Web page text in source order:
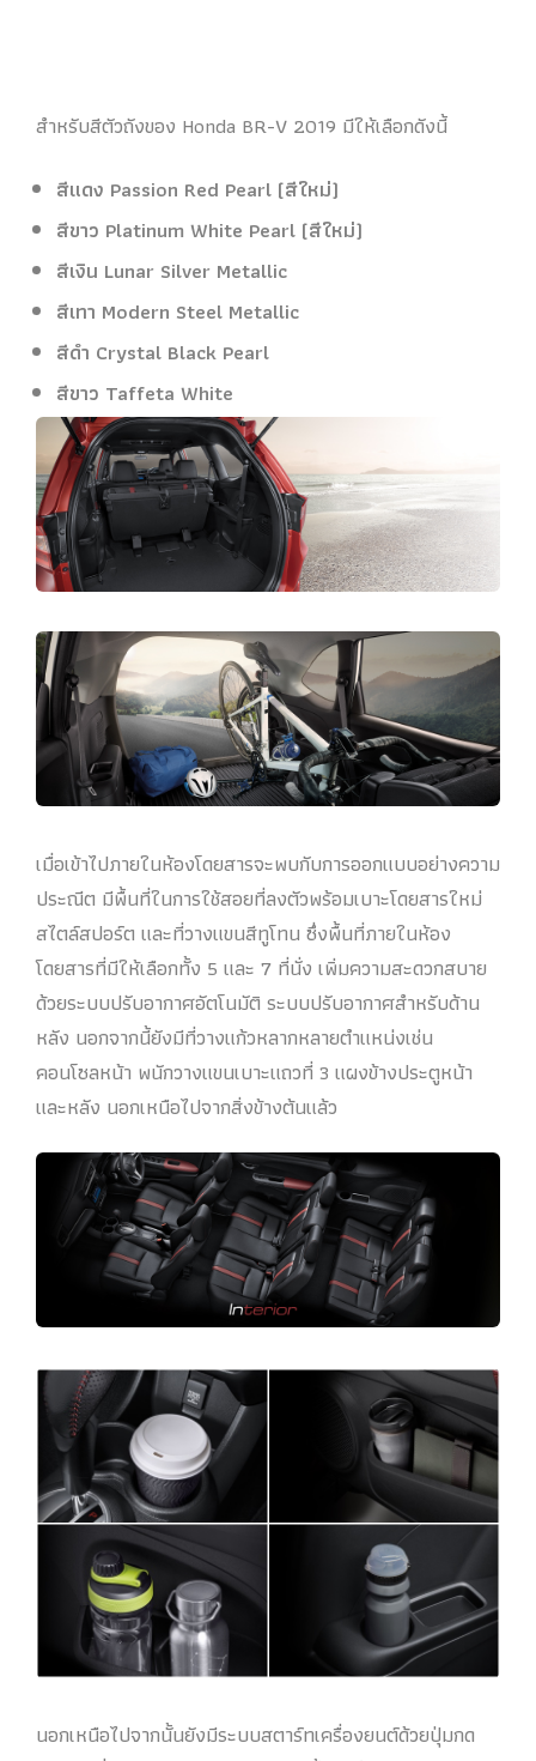
สำหรับสีตัวถังของ Honda BR-V 2019 มีให้เลือกดังนี้
สีแดง Passion Red Pearl (สีใหม่)
สีขาว Platinum White Pearl (สีใหม่)
สีเงิน Lunar Silver Metallic
สีเทา Modern Steel Metallic
สีดำ Crystal Black Pearl
สีขาว Taffeta White
เมื่อเข้าไปภายในห้องโดยสารจะพบกับการออกแบบอย่างความ
ประณีต มีพื้นที่ในการใช้สอยที่ลงตัวพร้อมเบาะโดยสารใหม่
สไตล์สปอร์ต และที่วางแขนสีทูโทน ซึ่งพื้นที่ภายในห้อง
โดยสารที่มีให้เลือกทั้ง 5 และ 7 ที่นั่ง เพิ่มความสะดวกสบาย
ด้วยระบบปรับอากาศอัตโนมัติ ระบบปรับอากาศสำหรับด้าน
หลัง นอกจากนี้ยังมีที่วางแก้วหลากหลายตำแหน่งเช่น
คอนโซลหน้า พนักวางแขนเบาะแถวที่ 3 แผงข้างประตูหน้า
และหลัง นอกเหนือไปจากสิ่งข้างต้นแล้ว
นอกเหนือไปจากนั้นยังมีระบบสตาร์ทเครื่องยนต์ด้วยปุ่มกด